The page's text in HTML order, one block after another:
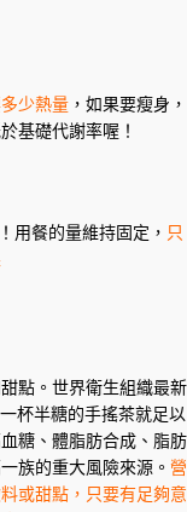
少熱量 ，如果要瘦身，
基礎代謝率喔！
用餐的量維持固定， 只
點。世界衛生組織最新
杯半糖的手搖茶就足以
糖、體脂肪合成、脂肪
族的重大風險來源。 營
或甜點，只要有足夠意